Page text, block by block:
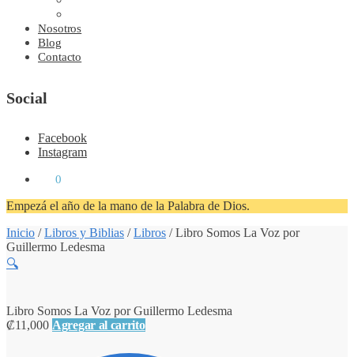
Nosotros
Blog
Contacto
Social
Facebook
Instagram
0
Empezá el año de la mano de la Palabra de Dios.
Inicio /Libros y Biblias /Libros /Libro Somos La Voz por
Guillermo Ledesma
🔍
Libro Somos La Voz por Guillermo Ledesma
₡11,000 Agregar al carrito